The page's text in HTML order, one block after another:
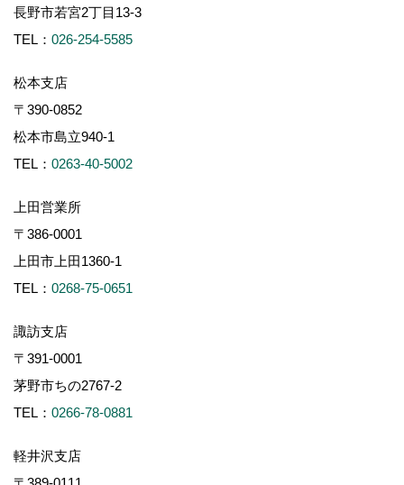
長野市若宮2丁目13-3
TEL： 026-254-5585
松本支店
〒390-0852
松本市島立940-1
TEL： 0263-40-5002
上田営業所
〒386-0001
上田市上田1360-1
TEL： 0268-75-0651
諏訪支店
〒391-0001
茅野市ちの2767-2
TEL： 0266-78-0881
軽井沢支店